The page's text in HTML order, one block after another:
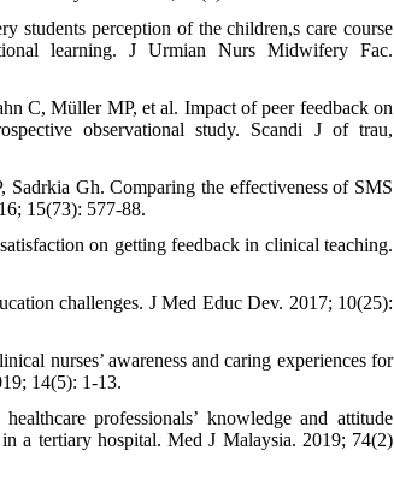
students perception of the children,s care course
learning. J Urmian Nurs Midwifery Fac.
C, Müller MP, et al. Impact of peer feedback on
observational study. Scandi J of trau,
Sadrkia Gh. Comparing the effectiveness of SMS
15(73): 577-88.
on getting feedback in clinical teaching.
challenges. J Med Educ Dev. 2017; 10(25):
nurses’ awareness and caring experiences for
14(5): 1-13.
professionals’ knowledge and attitude
a tertiary hospital. Med J Malaysia. 2019; 74(2)